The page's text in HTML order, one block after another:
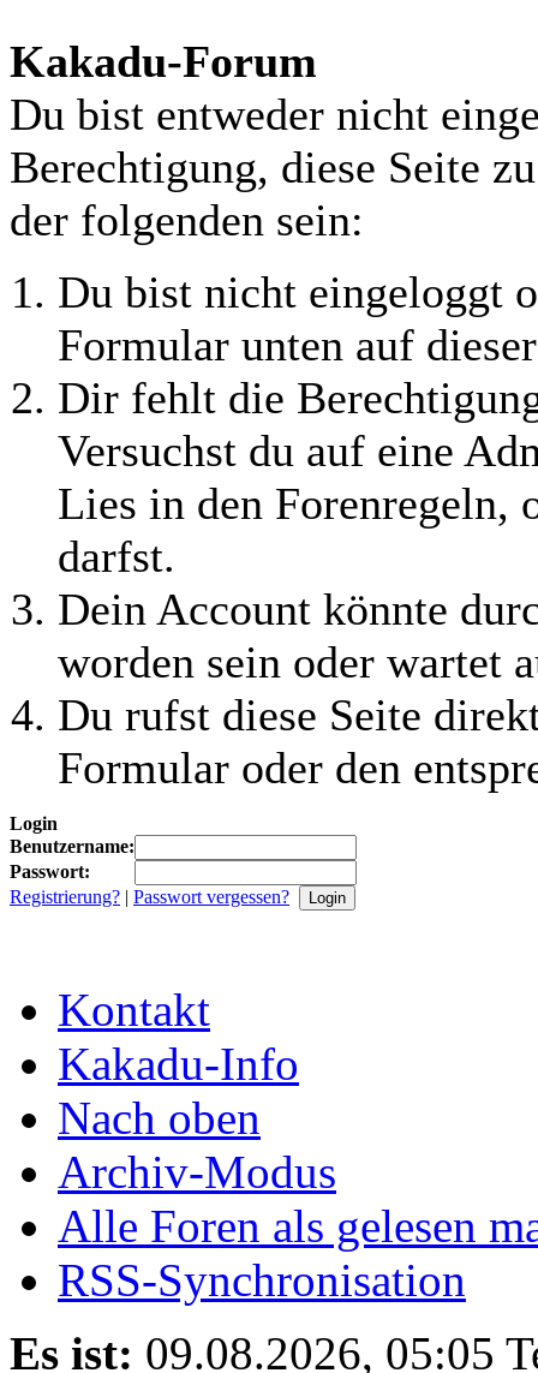
Kakadu-Forum
Du bist entweder nicht
Berechtigung, diese Seite
der folgenden sein:
Du bist nicht eingeloggt
Formular unten auf
Dir fehlt die
Versuchst du auf eine
Lies in den Forenregeln,
darfst.
Dein Account könnte
worden sein oder wartet
Du rufst diese Seite
Formular oder den
Login
Benutzername:
Passwort:
Registrierung? | Passwort vergessen?
Kontakt
Kakadu-Info
Nach oben
Archiv-Modus
Alle Foren als gelesen
RSS-Synchronisation
Es ist: 09.08.2026, 05:05